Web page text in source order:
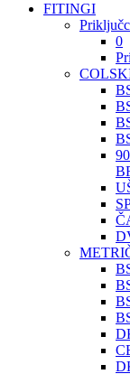
FITINGI
0